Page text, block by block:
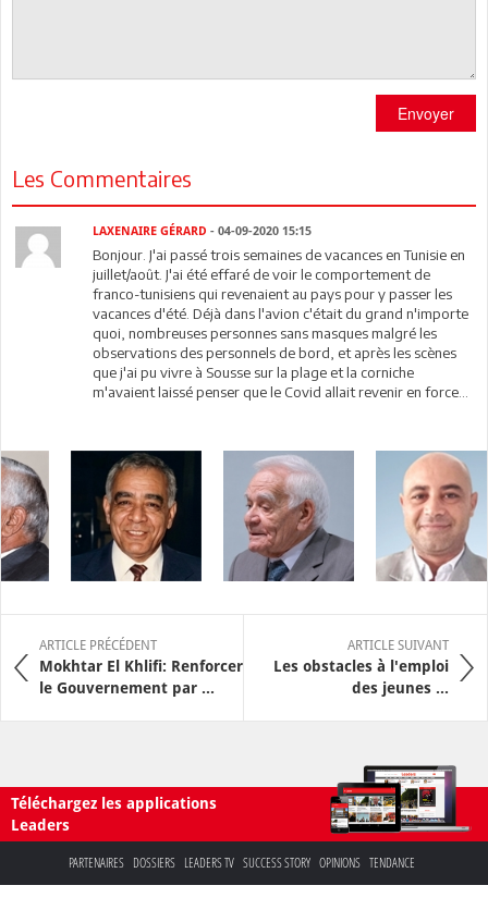
Envoyer
Les Commentaires
LAXENAIRE GÉRARD - 04-09-2020 15:15
Bonjour. J'ai passé trois semaines de vacances en Tunisie en
juillet/août. J'ai été effaré de voir le comportement de
franco-tunisiens qui revenaient au pays pour y passer les
vacances d'été. Déjà dans l'avion c'était du grand n'importe
quoi, nombreuses personnes sans masques malgré les
observations des personnels de bord, et après les scènes
que j'ai pu vivre à Sousse sur la plage et la corniche
m'avaient laissé penser que le Covid allait revenir en force...
ARTICLE PRÉCÉDENT
Mokhtar El Khlifi: Renforcer
le Gouvernement par ...
ARTICLE SUIVANT
Les obstacles à l'emploi
des jeunes ...
Téléchargez les applications
Leaders
PARTENAIRES DOSSIERS LEADERS TV SUCCESS STORY OPINIONS TENDANCE